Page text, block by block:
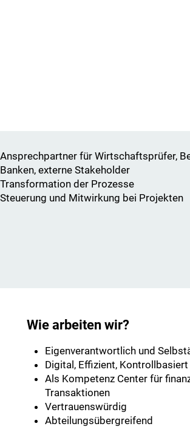
Ansprechpartner für Wirtschaftsprüfer,
Banken, externe Stakeholder
Transformation der Prozesse
Steuerung und Mitwirkung bei Projekten
Wie arbeiten wir?
Eigenverantwortlich und
Digital, Effizient,
Als Kompetenz Center für
Transaktionen
Vertrauenswürdig
Abteilungsübergreifend